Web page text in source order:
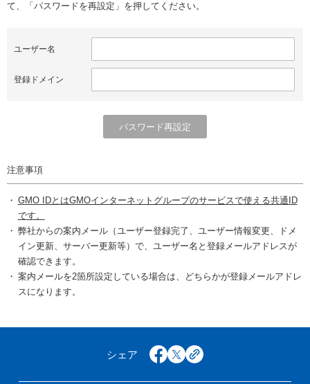
て、「パスワードを再設定」を押してください。
ユーザー名
登録ドメイン
注意事項
GMO IDとはGMOインターネットグループのサービスで使える共通ID
です。
弊社からの案内メール（ユーザー登録完了、ユーザー情報変更、ドメ
イン更新、サーバー更新等）で、ユーザー名と登録メールアドレスが
確認できます。
案内メールを2箇所設定している場合は、どちらかが登録メールアドレ
スになります。
シェア facebook
x copy